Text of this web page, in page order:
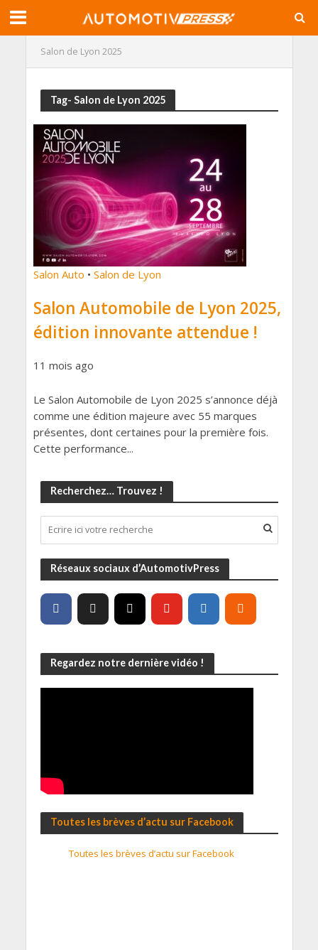
Salon de Lyon 2025
Tag- Salon de Lyon 2025
Salon Auto • Salon de Lyon
Salon Automobile de Lyon 2025,
édition innovante attendue !
11 mois ago
Le Salon Automobile de Lyon 2025 s’annonce déjà
comme une édition majeure avec 55 marques
présentes, dont certaines pour la première fois.
Cette performance...
Recherchez… Trouvez !
Réseaux sociaux d’AutomotivPress
Regardez notre dernière vidéo !
Toutes les brèves d’actu sur Facebook
Toutes les brèves d’actu sur Facebook